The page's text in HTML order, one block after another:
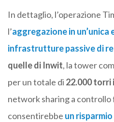
In dettaglio, l’operazione
l’aggregazione in
infrastrutture passive di
quelle di Inwit, la tower
per un totale di 22.000 torri
network sharing a
consentirebbe un